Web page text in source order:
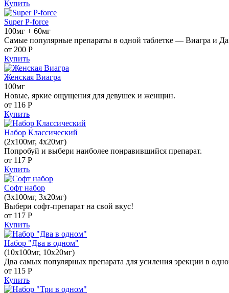
Купить
Super P-force
100мг + 60мг
Самые популярные препараты в одной таблетке — Виагра и
от 200 Р
Купить
Женская Виагра
100мг
Новые, яркие ощущения для девушек и женщин.
от 116 Р
Купить
Набор Классический
(2x100мг, 4x20мг)
Попробуй и выбери наиболее понравившийся препарат.
от 117 Р
Купить
Софт набор
(3x100мг, 3x20мг)
Выбери софт-препарат на свой вкус!
от 117 Р
Купить
Набор "Два в одном"
(10x100мг, 10x20мг)
Два самых популярных препарата для усиления эрекции в
от 115 Р
Купить